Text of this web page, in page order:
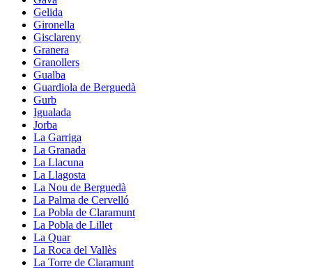
Gelida
Gironella
Gisclareny
Granera
Granollers
Gualba
Guardiola de Berguedà
Gurb
Igualada
Jorba
La Garriga
La Granada
La Llacuna
La Llagosta
La Nou de Berguedà
La Palma de Cervelló
La Pobla de Claramunt
La Pobla de Lillet
La Quar
La Roca del Vallès
La Torre de Claramunt